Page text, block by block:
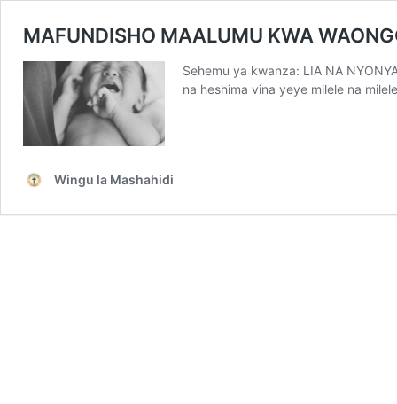
MAFUNDISHO MAALUMU KWA
Sehemu ya kwanza: LIA NA
na heshima vina yeye milele na
Wingu la Mashahidi